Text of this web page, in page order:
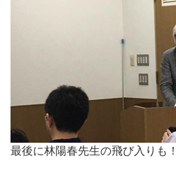
最後に林陽春先生の飛び入りも！